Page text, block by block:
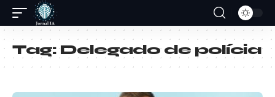
Tag:Delegado de polícia